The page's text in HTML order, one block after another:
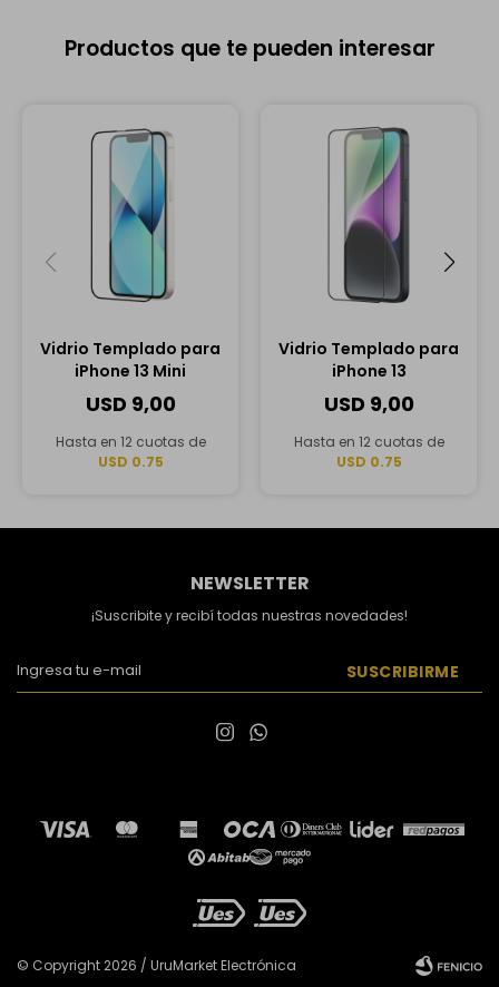
Productos que te pueden interesar
Vidrio Templado para
iPhone 13 Mini
USD 9,00
Hasta en 12 cuotas de
USD 0.75
Vidrio Templado para
iPhone 13
USD 9,00
Hasta en 12 cuotas de
USD 0.75
NEWSLETTER
¡Suscribite y recibí todas nuestras novedades!
SUSCRIBIRME
 
© Copyright 2026 / UruMarket Electrónica